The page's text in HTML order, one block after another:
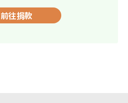
前往捐款